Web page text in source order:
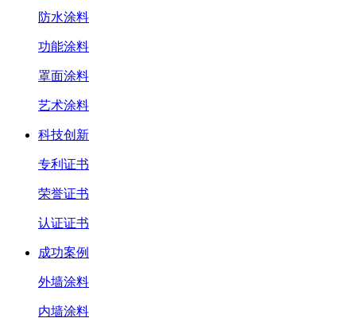
防水涂料
功能涂料
罩面涂料
艺术涂料
科技创新
专利证书
荣誉证书
认证证书
成功案例
外墙涂料
内墙涂料